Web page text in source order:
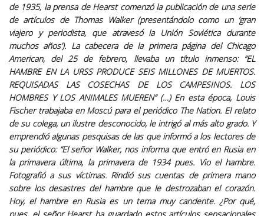
de 1935, la prensa de Hearst comenzó la publicación de una serie
de artículos de Thomas Walker (presentándolo como un ‘gran
viajero y periodista, que atravesó la Unión Soviética durante
muchos años’). La cabecera de la primera página del Chicago
American, del 25 de febrero, llevaba un título inmenso: “EL
HAMBRE EN LA URSS PRODUCE SEIS MILLONES DE MUERTOS.
REQUISADAS LAS COSECHAS DE LOS CAMPESINOS. LOS
HOMBRES Y LOS ANIMALES MUEREN” (…) En esta época, Louis
Fischer trabajaba en Moscú para el periódico The Nation. El relato
de su colega, un ilustre desconocido, le intrigó al más alto grado. Y
emprendió algunas pesquisas de las que informó a los lectores de
su periódico: “El señor Walker, nos informa que entró en Rusia en
la primavera última, la primavera de 1934 pues. Vio el hambre.
Fotografió a sus víctimas. Rindió sus cuentas de primera mano
sobre los desastres del hambre que le destrozaban el corazón.
Hoy, el hambre en Rusia es un tema muy candente. ¿Por qué,
pues, el señor Hearst ha guardado estos artículos sensacionales